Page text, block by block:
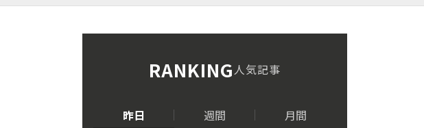
RANKING人気記事
昨日 週間 月間